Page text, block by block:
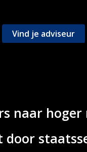
Vind je adviseur
naar hoger